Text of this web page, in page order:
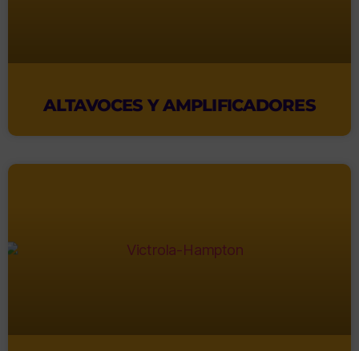
ALTAVOCES Y AMPLIFICADORES